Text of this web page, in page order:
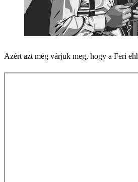
Azért azt még várjuk meg, hogy a Feri